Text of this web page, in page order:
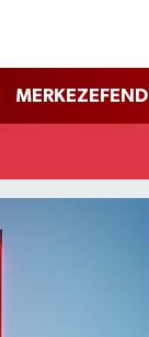
MERKEZEFENDİ